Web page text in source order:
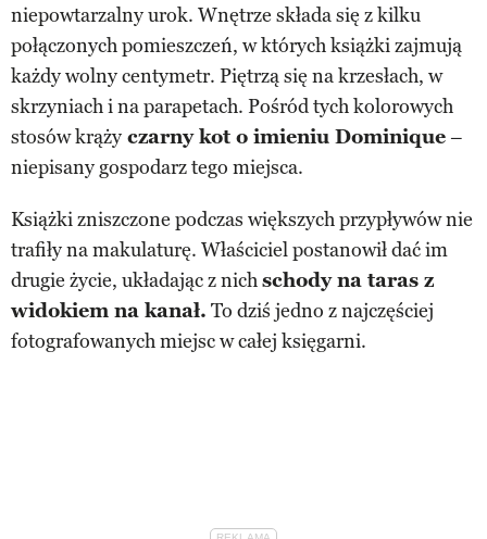
niepowtarzalny urok. Wnętrze składa się z kilku
połączonych pomieszczeń, w których książki zajmują
każdy wolny centymetr. Piętrzą się na krzesłach, w
skrzyniach i na parapetach. Pośród tych kolorowych
stosów krąży czarny kot o imieniu Dominique–
niepisany gospodarz tego miejsca.
Książki zniszczone podczas większych przypływów nie
trafiły na makulaturę. Właściciel postanowił dać im
drugie życie, układając z nichschody na taras z
widokiem na kanał. To dziś jedno z najczęściej
fotografowanych miejsc w całej księgarni.